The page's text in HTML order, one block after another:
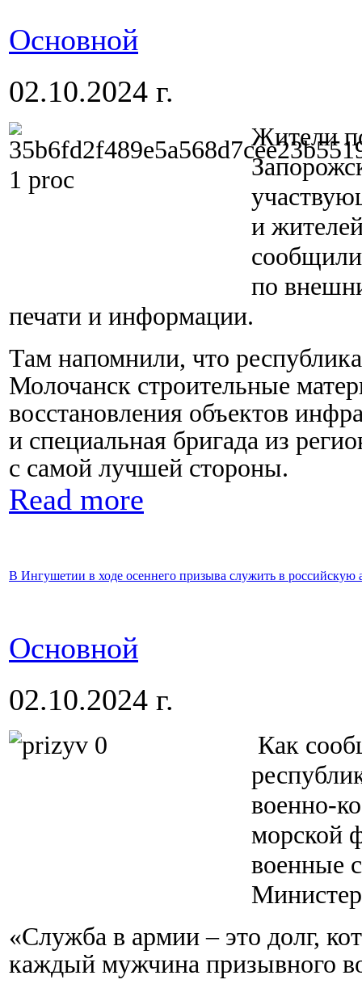
Основной
02.10.2024 г.
Жители
и
по
печати и информации.
Там напомнили, что
Молочанск строительные
восстановления объектов
и специальная бригада из
с самой лучшей стороны.
Read more
В Ингушетии в ходе осеннего призыва служить в российскую
Основной
02.10.2024 г.
Как
военно-
морской
военные
«Служба в армии – это долг,
каждый мужчина призывного